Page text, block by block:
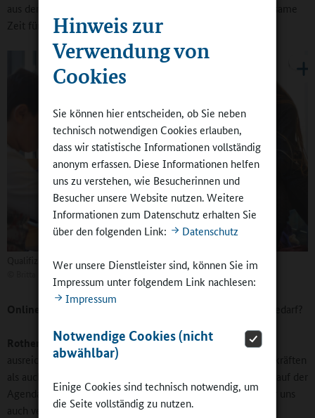
Hinweis zur
Verwendung von
Cookies
Sie können hier entscheiden, ob Sie neben
technisch notwendigen Cookies erlauben,
dass wir statistische Informationen vollständig
anonym erfassen. Diese Informationen helfen
uns zu verstehen, wie Besucherinnen und
Besucher unsere Website nutzen. Weitere
Informationen zum Datenschutz erhalten Sie
über den folgenden Link:
Datenschutz
Wer unsere Dienstleister sind, können Sie im
Impressum unter folgendem Link nachlesen:
Impressum
Notwendige Cookies (nicht
abwählbar)
Einige Cookies sind technisch notwendig, um
die Seite vollständig zu nutzen.
aus den Familien genommen. Und sie finden mehr gemeinsame
Zeit für andere Dinge.
Qualifiziertes Personal steht „ganz oben auf der Agenda“
Britta Hüning
Online-Redaktion: Wo sehen Sie den größten Handlungsbedarf?
Rothenbacher:Natürlich steht auch bei uns die Frage nach
ausreichend qualifizierten Fachkräften sowohl bei den Lehrkräften
als auch dem gesamten pädagogischen Personal ganz oben auf der
Agenda. Aber mit Blick auf den Ganztagsausbau müssen wir uns
auch verstärkt damit auseinandersetzen, entsprechende